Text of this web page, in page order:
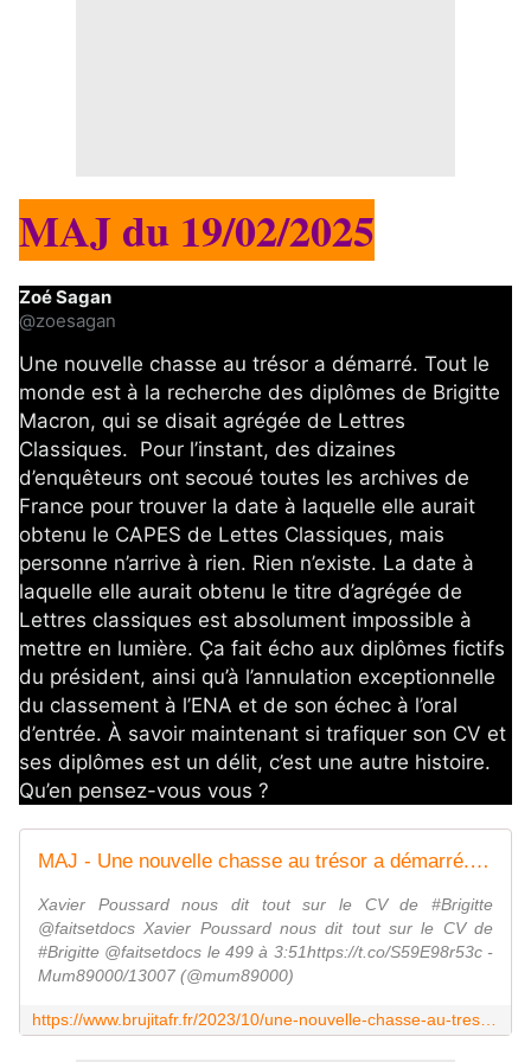
MAJ du 19/02/2025
Zoé Sagan
@zoesagan
Une nouvelle chasse au trésor a démarré. Tout le
monde est à la recherche des diplômes de Brigitte
Macron, qui se disait agrégée de Lettres
Classiques.  Pour l’instant, des dizaines
d’enquêteurs ont secoué toutes les archives de
France pour trouver la date à laquelle elle aurait
obtenu le CAPES de Lettes Classiques, mais
personne n’arrive à rien. Rien n’existe. La date à
laquelle elle aurait obtenu le titre d’agrégée de
Lettres classiques est absolument impossible à
mettre en lumière. Ça fait écho aux diplômes fictifs
du président, ainsi qu’à l’annulation exceptionnelle
du classement à l’ENA et de son échec à l’oral
d’entrée. À savoir maintenant si trafiquer son CV et
ses diplômes est un délit, c’est une autre histoire.
Qu’en pensez-vous vous ?
MAJ - Une nouvelle chasse au trésor a démarré. Tout le monde est à la recherche des diplômes de #Brigitte #Macron, qui se disait agrégée de Lettres Classiques. - MOINS de BIENS PLUS de LIENS
Xavier Poussard nous dit tout sur le CV de #Brigitte
@faitsetdocs Xavier Poussard nous dit tout sur le CV de
#Brigitte @faitsetdocs le 499 à 3:51https://t.co/S59E98r53c -
Mum89000/13007 (@mum89000)